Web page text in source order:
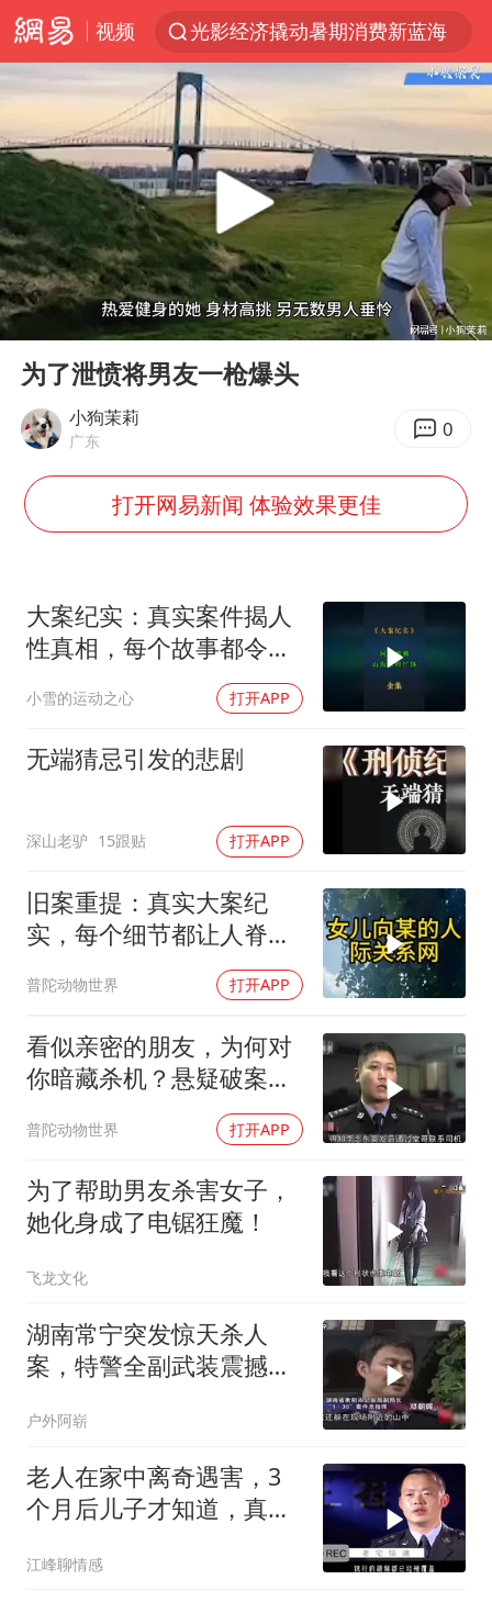
视频
光影经济撬动暑期消费新蓝海
马克·艾伦退出斯诺克中国公开赛
上四休三，但降薪1000元，你接受吗？
WTT瑞典大满贯女单签表出炉
情侣平潭拍日出坠崖1死1伤
36岁男演员成景区NPC后人气爆棚
全民健身事业高质量发展
《欢迎来龙餐馆》口碑
茅台部分直营店飞天茅台提价
酒店回应车内过夜被收150元
黄金牛市回来了吗
杭州全市有序停课
乐享全民健身 共筑健康中国
Play
03:57
为了泄愤将男友一枪爆头
小狗茉莉
广东 0
打开网易新闻 体验效果更佳
大案纪实：真实案件揭人
性真相，每个故事都令人
小雪的运动之心 打开APP
无端猜忌引发的悲剧
深山老驴 15跟贴 打开APP
旧案重提：真实大案纪
实，每个细节都让人脊背
普陀动物世界 打开APP
看似亲密的朋友，为何对
你暗藏杀机？悬疑破案揭
普陀动物世界 打开APP
为了帮助男友杀害女子，
她化身成了电锯狂魔！
飞龙文化
湖南常宁突发惊天杀人
案，特警全副武装震撼全
户外阿崭
老人在家中离奇遇害，3
个月后儿子才知道，真相
江峰聊情感